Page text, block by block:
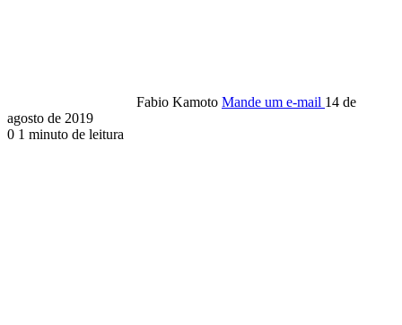
Fabio Kamoto Mande um e-mail 14 de
agosto de 2019
0 1 minuto de leitura